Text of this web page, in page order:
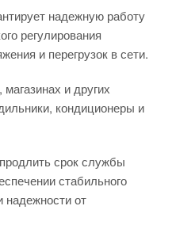
надежную работу
регулирования
и перегрузок в сети.
и других
кондиционеры и
срок службы
стабильного
надежности от